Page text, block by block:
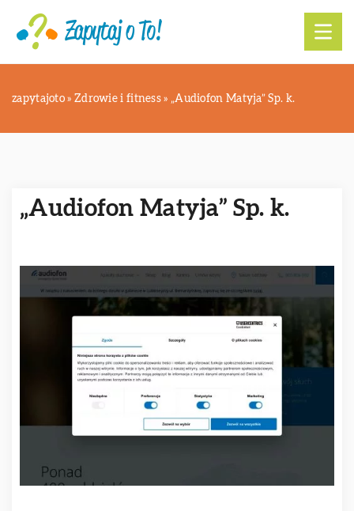
zapytajoto » Zdrowie i fitness » „Audiofon Matyja” Sp. k.
„Audiofon Matyja” Sp. k.